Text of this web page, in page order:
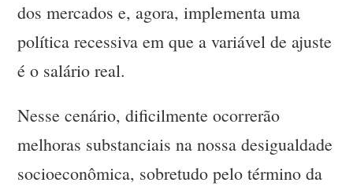
dos mercados e, agora, implementa uma
política recessiva em que a variável de ajuste
é o salário real.
Nesse cenário, dificilmente ocorrerão
melhoras substanciais na nossa desigualdade
socioeconômica, sobretudo pelo término da